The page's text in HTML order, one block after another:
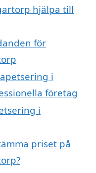
hjälpa till
för
i
företag
i
priset på